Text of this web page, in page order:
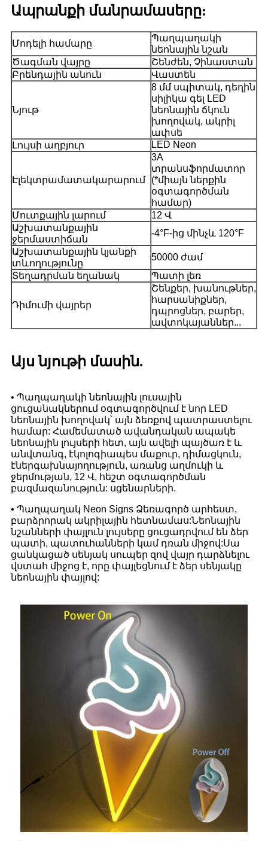
Ապրանքի մանրամասերը:
Մոդելի համարը
Պաղպաղակի
նեոնային նշան
Ծագման վայրը
Շենժեն, Չինաստան
Բրենդային անուն
Վաստեն
Նյութ
8 մմ սպիտակ, դեղին
սիլիկա գել LED
նեոնային ճկուն
խողովակ, ակրիլ
ափսե
Լույսի աղբյուր
LED Neon
Էլեկտրամատակարարում
3A
տրանսֆորմատոր
(*միայն ներքին
օգտագործման
համար)
Մուտքային լարում
12 Վ
Աշխատանքային
ջերմաստիճան
-4°F-ից մինչև 120°F
Աշխատանքային կյանքի
տևողությունը
50000 ժամ
Տեղադրման եղանակ
Պատի լեռ
Դիմումի վայրեր
Շենքեր, խանութներ,
հարսանիքներ,
դպրոցներ, բարեր,
ավտոկայաններ...
Այս նյութի մասին.
• Պաղպաղակի նեոնային լուսային
ցուցանակներում օգտագործվում է նոր LED
նեոնային խողովակ՝ այն ձեռքով պատրաստելու
համար: Համեմատած ավանդական ապակե
նեոնային լույսերի հետ, այն ավելի պայծառ է և
անվտանգ, էկոլոգիապես մաքուր, դիմացկուն,
էներգախնայողություն, առանց աղմուկի և
ջերմության, 12 Վ, հեշտ օգտագործման
բազմազանություն: սցենարների.
• Պաղպաղակ Neon Signs Ձեռագործ արհեստ,
բարձրորակ ակրիլային հետնամաս:Նեոնային
նշանների փայլուն լույսերը ցուցադրվում են ձեր
պատի, պատուհանների կամ դռան միջով:Սա
ցանկացած սենյակ սուպեր զով վայր դարձնելու
վստահ միջոց է, որը փայլեցնում է ձեր սենյակը
նեոնային փայլով: